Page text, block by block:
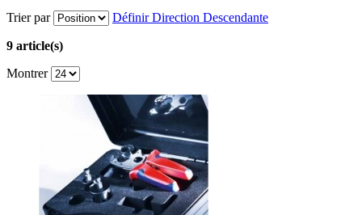
Trier par
Définir Direction Descendante
9 article(s)
Montrer